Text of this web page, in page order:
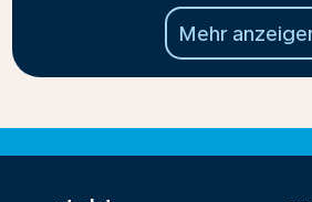
Mehr